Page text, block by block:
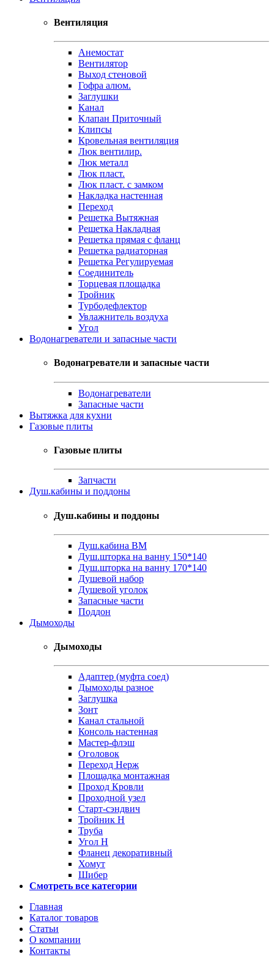
Вентиляция
Анемостат
Вентилятор
Выход стеновой
Гофра алюм.
Заглушки
Канал
Клапан Приточный
Клипсы
Кровельная вентиляция
Люк вентилир.
Люк металл
Люк пласт.
Люк пласт. с замком
Накладка настенная
Переход
Решетка Вытяжная
Решетка Накладная
Решетка прямая с фланц
Решетка радиаторная
Решетка Регулируемая
Соединитель
Торцевая площадка
Тройник
Турбодефлектор
Увлажнитель воздуха
Угол
Водонагреватели и запасные части
Водонагреватели и запасные части
Водонагреватели
Запасные части
Вытяжка для кухни
Газовые плиты
Газовые плиты
Запчасти
Душ.кабины и поддоны
Душ.кабины и поддоны
Душ.кабина ВМ
Душ.шторка на ванну 150*140
Душ.шторка на ванну 170*140
Душевой набор
Душевой уголок
Запасные части
Поддон
Дымоходы
Дымоходы
Адаптер (муфта соед)
Дымоходы разное
Заглушка
Зонт
Канал стальной
Консоль настенная
Мастер-флэш
Оголовок
Переход Нерж
Площадка монтажная
Проход Кровли
Проходной узел
Старт-сэндвич
Тройник Н
Труба
Угол Н
Фланец декоративный
Хомут
Шибер
Смотреть все категории
Главная
Каталог товаров
Статьи
О компании
Контакты